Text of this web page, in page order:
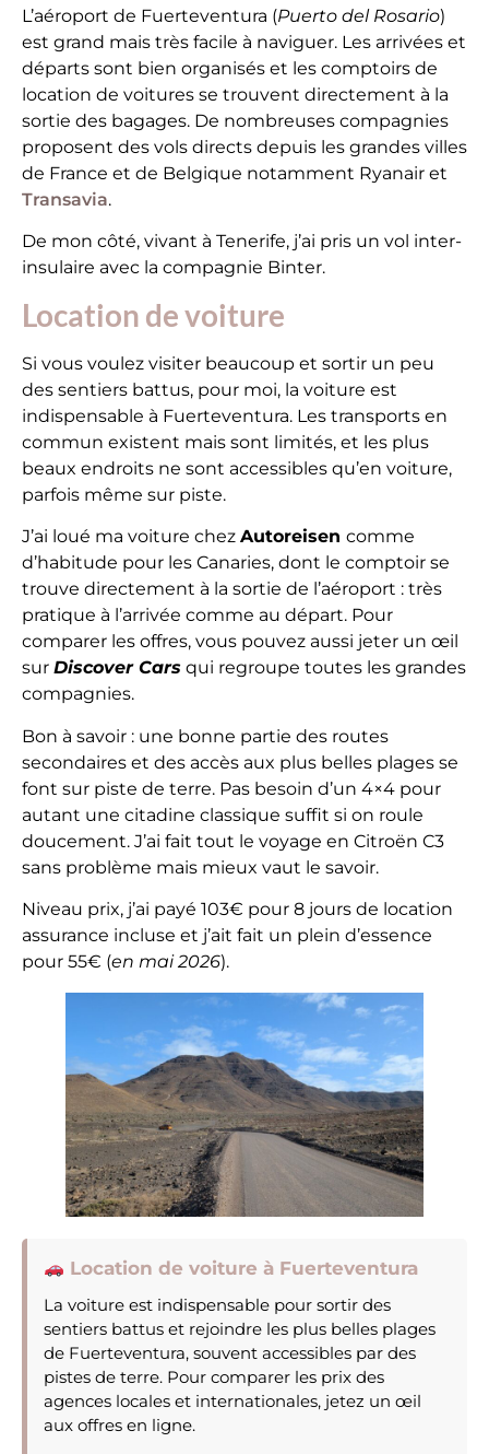
L’aéroport de Fuerteventura (Puerto del Rosario)
est grand mais très facile à naviguer. Les arrivées et
départs sont bien organisés et les comptoirs de
location de voitures se trouvent directement à la
sortie des bagages. De nombreuses compagnies
proposent des vols directs depuis les grandes villes
de France et de Belgique notamment Ryanair et
Transavia.
De mon côté, vivant à Tenerife, j’ai pris un vol inter-
insulaire avec la compagnie Binter.
Location de voiture
Si vous voulez visiter beaucoup et sortir un peu
des sentiers battus, pour moi, la voiture est
indispensable à Fuerteventura. Les transports en
commun existent mais sont limités, et les plus
beaux endroits ne sont accessibles qu’en voiture,
parfois même sur piste.
J’ai loué ma voiture chez Autoreisen comme
d’habitude pour les Canaries, dont le comptoir se
trouve directement à la sortie de l’aéroport : très
pratique à l’arrivée comme au départ. Pour
comparer les offres, vous pouvez aussi jeter un œil
sur Discover Cars qui regroupe toutes les grandes
compagnies.
Bon à savoir : une bonne partie des routes
secondaires et des accès aux plus belles plages se
font sur piste de terre. Pas besoin d’un 4×4 pour
autant une citadine classique suffit si on roule
doucement. J’ai fait tout le voyage en Citroën C3
sans problème mais mieux vaut le savoir.
Niveau prix, j’ai payé 103€ pour 8 jours de location
assurance incluse et j’ait fait un plein d’essence
pour 55€ (en mai 2026).
Location de voiture à Fuerteventura
La voiture est indispensable pour sortir des
sentiers battus et rejoindre les plus belles plages
de Fuerteventura, souvent accessibles par des
pistes de terre. Pour comparer les prix des
agences locales et internationales, jetez un œil
aux offres en ligne.